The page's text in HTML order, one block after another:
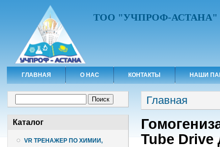
ТОО "УЧПРОФ-АСТАНА"
ГЛАВНАЯ О НАС КОНТАКТЫ НАШИ
Каталог
VR ТРЕНАЖЕР ПО ХИМИИ,
Вы здесь
Главная
Tube Drive